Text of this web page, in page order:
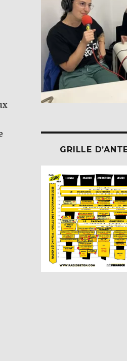
GRILLE